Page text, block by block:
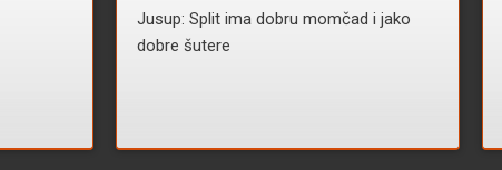
Jusup: Split ima dobru momčad i jako
dobre šutere